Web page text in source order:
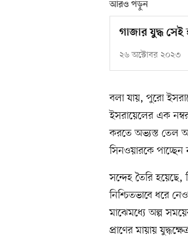
আরও পড়ুন
গাজার যুদ্ধ সেই
২৬ অক্টোবর ২০২৩
বলা যায়, পুরো
ইসরায়েলের এক
করতে অভ্যস্ত তেল
সিনওয়ারকে
সন্দেহ তৈরি হয়েছে,
নিশ্চিতভাবে ধরে
মাঝেমধ্যে অল্প
প্রাণের মায়ায়